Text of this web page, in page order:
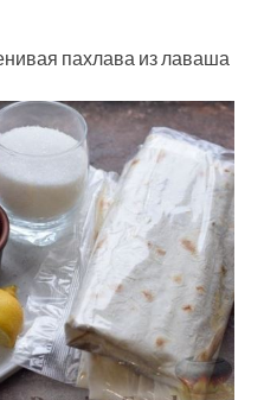
пахлава из лаваша